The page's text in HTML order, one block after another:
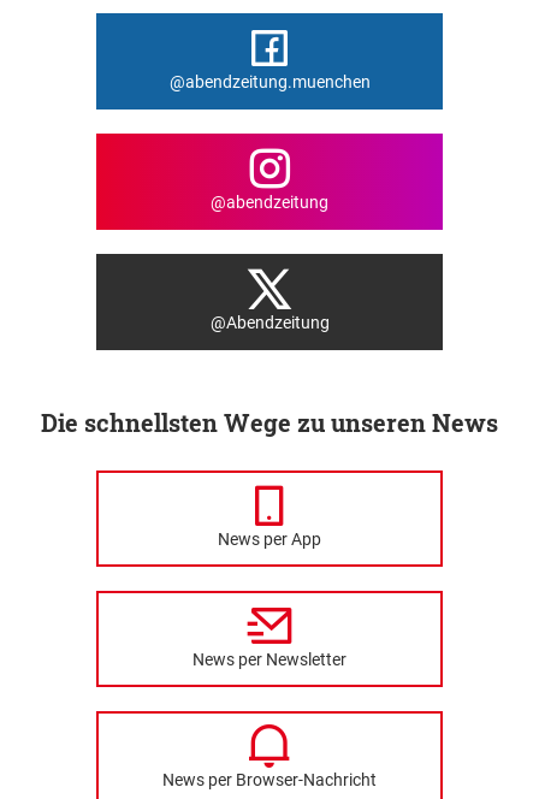
@abendzeitung.muenchen
@abendzeitung
@Abendzeitung
Die schnellsten Wege zu unseren News
News per App
News per Newsletter
News per Browser-Nachricht